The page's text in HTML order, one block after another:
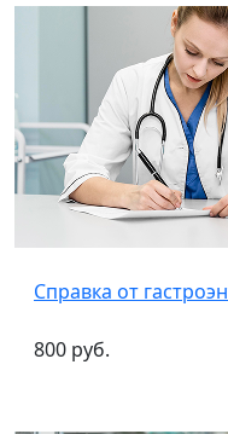
Справка от
800 руб.